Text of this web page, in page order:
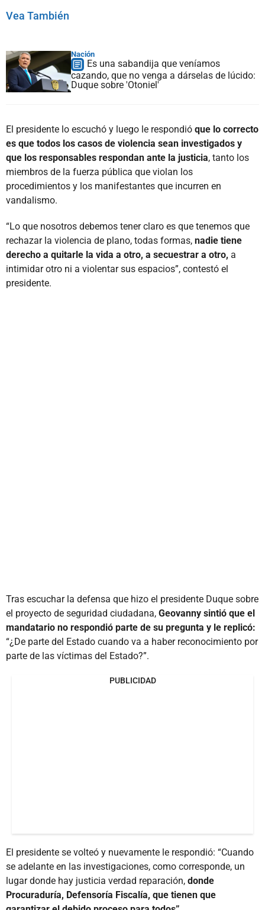
Vea También
Nación
Es una sabandija que veníamos
cazando, que no venga a dárselas de lúcido:
Duque sobre 'Otoniel'
El presidente lo escuchó y luego le respondió que lo correcto
es que todos los casos de violencia sean investigados y
que los responsables respondan ante la justicia, tanto los
miembros de la fuerza pública que violan los
procedimientos y los manifestantes que incurren en
vandalismo.
“Lo que nosotros debemos tener claro es que tenemos que
rechazar la violencia de plano, todas formas, nadie tiene
derecho a quitarle la vida a otro, a secuestrar a otro, a
intimidar otro ni a violentar sus espacios”, contestó el
presidente.
Tras escuchar la defensa que hizo el presidente Duque sobre
el proyecto de seguridad ciudadana, Geovanny sintió que el
mandatario no respondió parte de su pregunta y le replicó:
“¿De parte del Estado cuando va a haber reconocimiento por
parte de las víctimas del Estado?”.
PUBLICIDAD
El presidente se volteó y nuevamente le respondió: “Cuando
se adelante en las investigaciones, como corresponde, un
lugar donde hay justicia verdad reparación, donde
Procuraduría, Defensoría Fiscalía, que tienen que